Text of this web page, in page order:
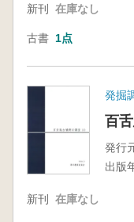
新刊 在庫なし
古書 1点
発掘
百
発行
出版
新刊 在庫なし